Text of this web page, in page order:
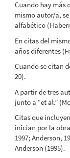
Cuando hay más
mismo autor/a,
alfabético
En citas del
años diferentes
Cuando se citan
20).
A partir de tres
junto a “et al.”
Citas que
inician por la
1997; Anderson,
Anderson (1995).